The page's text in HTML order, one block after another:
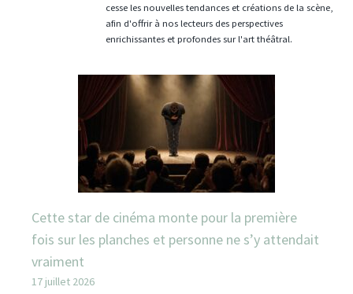
cesse les nouvelles tendances et créations de la scène,
afin d'offrir à nos lecteurs des perspectives
enrichissantes et profondes sur l'art théâtral.
Cette star de cinéma monte pour la première
fois sur les planches et personne ne s’y attendait
vraiment
17 juillet 2026